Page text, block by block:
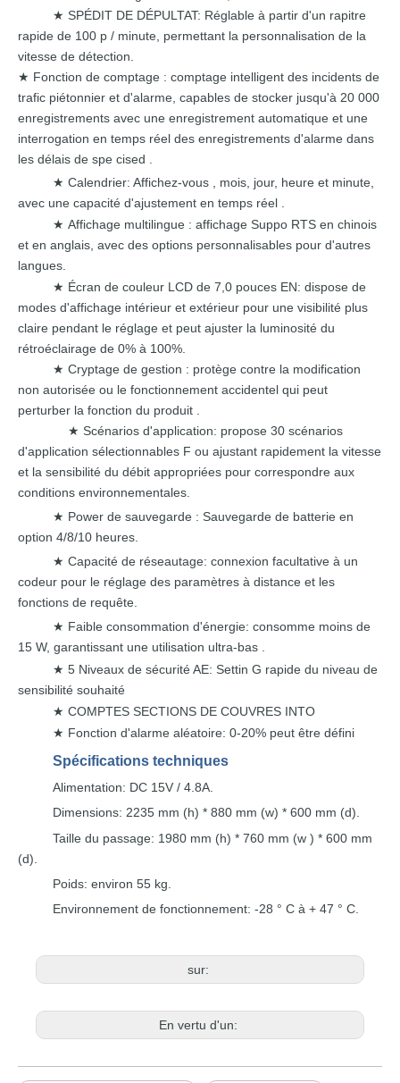
★ SPÉDIT DE DÉPULTAT: Réglable à partir d'un rapitre
rapide de 100 p / minute, permettant la personnalisation de la
vitesse de détection.
★ Fonction de comptage : comptage intelligent des incidents de
trafic piétonnier et d'alarme, capables de stocker jusqu'à 20 000
enregistrements avec une enregistrement automatique et une
interrogation en temps réel des enregistrements d'alarme dans
les délais de spe cised
★ Calendrier: Affichez-vous
mois, jour, heure et minute,
avec une capacité d'ajustement en temps réel
★ Affichage multilingue : affichage Suppo RTS en chinois
et en anglais, avec des options personnalisables pour d'autres
langues.
★ Écran de couleur LCD de 7,0 pouces EN: dispose de
modes d'affichage intérieur et extérieur pour une visibilité plus
claire pendant le réglage et peut ajuster la luminosité du
rétroéclairage de 0% à 100%.
★ Cryptage de gestion : protège contre la modification
non autorisée ou le fonctionnement accidentel qui peut
perturber la fonction du produit .
★ Scénarios d'application: propose 30 scénarios
d'application sélectionnables F ou ajustant rapidement la vitesse
et la sensibilité du débit appropriées pour correspondre aux
conditions environnementales.
★ Power de sauvegarde : Sauvegarde de batterie en
option 4/8/10 heures.
★ Capacité de réseautage: connexion facultative à un
codeur pour le réglage des paramètres à distance et les
fonctions de requête.
★ Faible consommation d'énergie: consomme moins de
15 W, garantissant une utilisation ultra-bas .
★ 5 Niveaux de sécurité AE: Settin G rapide du niveau de
sensibilité souhaité
★ COMPTES SECTIONS DE COUVRES INTO
★ Fonction d'alarme aléatoire: 0-20% peut être défini
Spécifications techniques
Alimentation: DC 15V / 4.8A.
Dimensions: 2235 mm (h) * 880 mm (w) * 600 mm (d).
Taille du passage: 1980 mm (h) * 760 mm (w ) * 600 mm
(d).
Poids: environ 55 kg.
Environnement de fonctionnement: -28 ° C à + 47 ° C.
sur:
En vertu d'un: